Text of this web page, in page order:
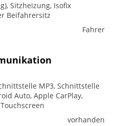
Sitzheizung, Isofix
Beifahrersitz
Fahrer
MP3, Schnittstelle
Auto, Apple CarPlay,
vorhanden